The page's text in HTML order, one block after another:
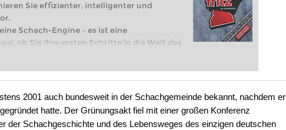
Sie effizienter, intelligenter und
Schach-Engine – es ist eine
ob Sie Ihre ersten Schritte in die Welt des
oder bereits auf Turnierniveau spielen: Mit
2001 auch bundesweit in der Schachgemeinde bekannt, nachdem er
hatte. Der Grünungsakt fiel mit einer großen Konferenz
der Schachgeschichte und des Lebensweges des einzigen deutschen